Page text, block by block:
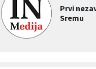
Prvi
Sremu